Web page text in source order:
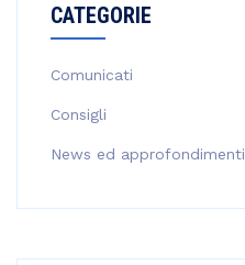
CATEGORIE
Comunicati
Consigli
News ed approfondimenti